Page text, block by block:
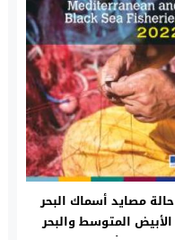
حالة مصايد أسماك البحر
الأبيض المتوسط والبحر